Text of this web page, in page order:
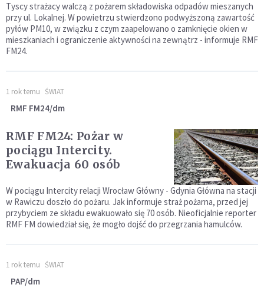
Tyscy strażacy walczą z pożarem składowiska odpadów mieszanych
przy ul. Lokalnej. W powietrzu stwierdzono podwyższoną zawartość
pyłów PM10, w związku z czym zaapelowano o zamknięcie okien w
mieszkaniach i ograniczenie aktywności na zewnątrz - informuje RMF
FM24.
1 rok temu ŚWIAT
RMF FM24/dm
RMF FM24: Pożar w
pociągu Intercity.
Ewakuacja 60 osób
W pociągu Intercity relacji Wrocław Główny - Gdynia Główna na stacji
w Rawiczu doszło do pożaru. Jak informuje straż pożarna, przed jej
przybyciem ze składu ewakuowało się 70 osób. Nieoficjalnie reporter
RMF FM dowiedział się, że mogło dojść do przegrzania hamulców.
1 rok temu ŚWIAT
PAP/dm